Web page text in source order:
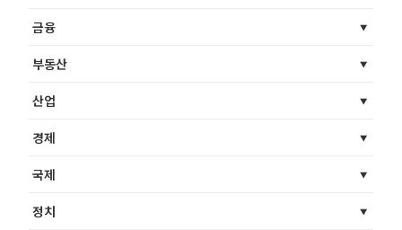
금융
부동산
산업
경제
국제
정치